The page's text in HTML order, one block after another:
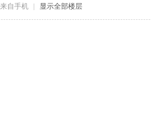
来自手机 | 显示全部楼层